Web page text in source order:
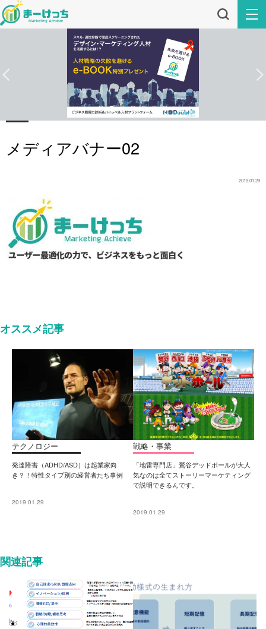
メディアバナー02
2019.01.29
オススメ記事
テクノロジー
発達障害（ADHD/ASD）は起業家向
き？！特性タイプ別の経営者たち事例
2019.01.29
戦略・事業
「地雷専門店」鶯谷デッドボールが大人
気なのは全てストーリーマーケティング
で説明できるんです。
2019.01.29
関連記事